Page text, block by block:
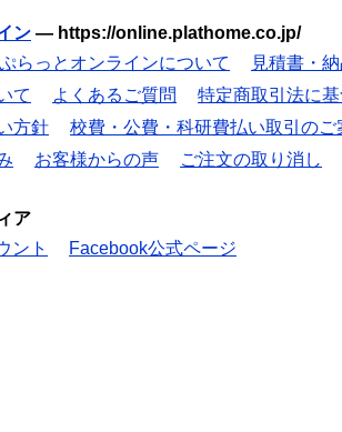
ン — https://online.plathome.co.jp/
ぷらっとオンラインについて
見積書・
て
よくあるご質問
特定商取引法に
方針
校費・公費・科研費払い取引のご
お客様からの声 ご注文の取り消し
ア
ント
Facebook公式ページ